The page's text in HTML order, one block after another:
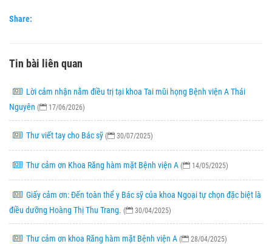
Share:
Tin bài liên quan
Lời cảm nhận nằm điều trị tại khoa Tai mũi họng Bệnh viện A Thái
Nguyên ( 17/06/2026)
Thư viết tay cho Bác sỹ ( 30/07/2025)
Thư cảm ơn Khoa Răng hàm mặt Bệnh viện A ( 14/05/2025)
Giấy cảm ơn: Đến toàn thể y Bác sỹ của khoa Ngoại tự chọn đặc biệt là
điều dưỡng Hoàng Thị Thu Trang. ( 30/04/2025)
Thư cảm ơn khoa Răng hàm mặt Bệnh viện A ( 28/04/2025)